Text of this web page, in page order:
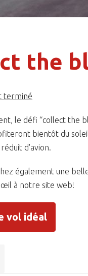
the
terminé
le défi “collect the
bientôt du
d'avion.
également une
à notre site web!
vol idéal